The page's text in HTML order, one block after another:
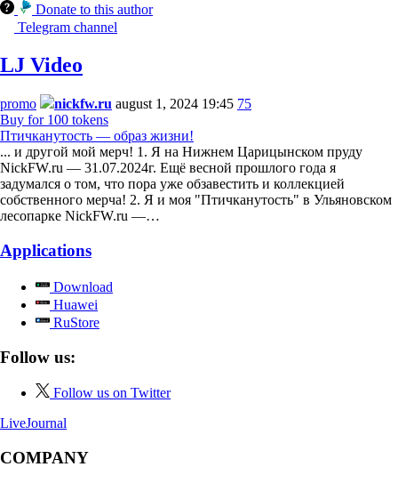
Donate to this author
Telegram channel
LJ Video
promo nickfw.ru august 1, 2024 19:45 75
Buy for 100 tokens
Птичканутость — образ жизни!
... и другой мой мерч! 1. Я на Нижнем Царицынском пруду
NickFW.ru — 31.07.2024г. Ещё весной прошлого года я
задумался о том, что пора уже обзавестить и коллекцией
собственного мерча! 2. Я и моя "Птичканутость" в Ульяновском
лесопарке NickFW.ru —…
Applications
Download
Huawei
RuStore
Follow us:
Follow us on Twitter
LiveJournal
COMPANY